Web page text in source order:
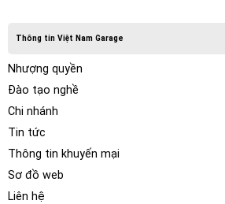
Thông tin Việt Nam Garage
Nhượng quyền
Đào tạo nghề
Chi nhánh
Tin tức
Thông tin khuyến mại
Sơ đồ web
Liên hệ